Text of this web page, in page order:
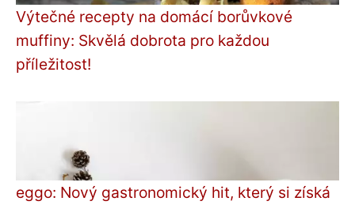
Výtečné recepty na domácí borůvkové
muffiny: Skvělá dobrota pro každou
příležitost!
eggo: Nový gastronomický hit, který si získá